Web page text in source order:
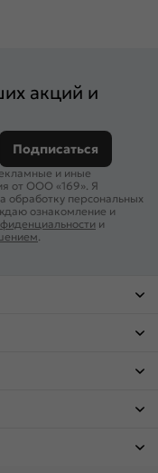
акций и
Подписаться
и иные
от ООО «169». Я
обработку персональных
ознакомление и
и